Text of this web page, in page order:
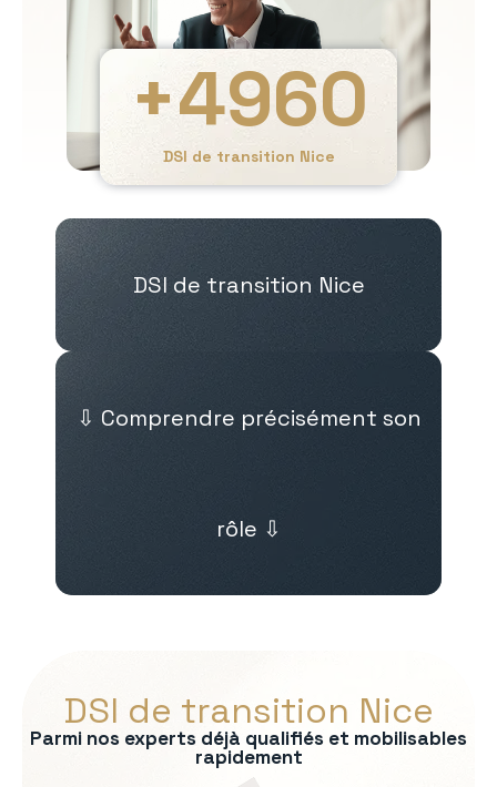
DSI de transition Nice
+4960
DSI de transition Nice
⇩ Comprendre précisément son
rôle ⇩
DSI de transition Nice
Parmi nos experts déjà qualifiés et mobilisables
rapidement